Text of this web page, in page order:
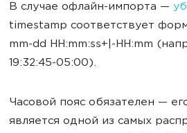
В случае офлайн-импорта —
timestamp соответствует
mm-dd HH:mm:ss+|-HH:mm
19:32:45-05:00).
Часовой пояс обязателен —
является одной из самых